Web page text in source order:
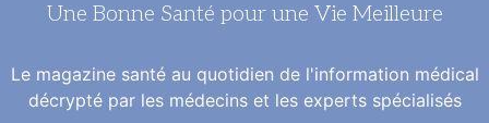
Une Bonne Santé pour une Vie Meilleure
Le magazine santé au quotidien de l'information médical
décrypté par les médecins et les experts spécialisés